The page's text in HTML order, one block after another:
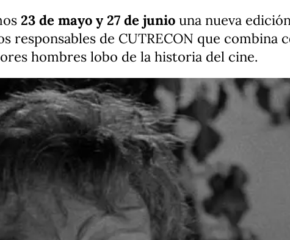
23 de mayo y 27 de junio una nueva
responsables de CUTRECON que combina
hombres lobo de la historia del cine.